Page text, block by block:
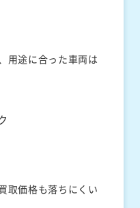
用途に合った車両は
取価格も落ちにくい